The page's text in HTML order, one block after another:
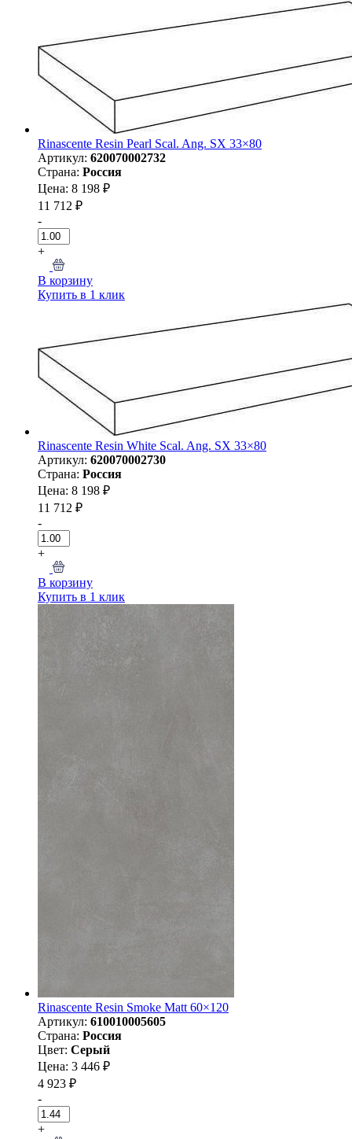
Rinascente Resin Pearl Scal. Ang. SX 33×80
Артикул: 620070002732
Страна: Россия
Цена: 8 198 ₽
11 712 ₽
-
+
В корзину
Купить в 1 клик
Rinascente Resin White Scal. Ang. SX 33×80
Артикул: 620070002730
Страна: Россия
Цена: 8 198 ₽
11 712 ₽
-
+
В корзину
Купить в 1 клик
Rinascente Resin Smoke Matt 60×120
Артикул: 610010005605
Страна: Россия
Цвет: Серый
Цена: 3 446 ₽
4 923 ₽
-
+